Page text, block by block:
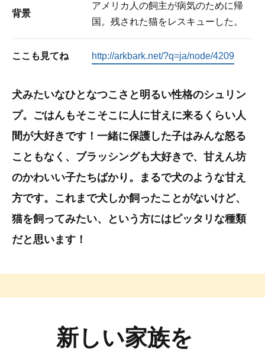
背景
アメリカ人の飼主が病気のために帰
国。残された猫をレスキューした。
ここも見てね http://arkbark.net/?q=ja/node/4209
犬みたいなひとなつこさと明るい性格のシュリン
プ。ごはんもそこそこに人に甘えに来るくらい人
間が大好きです！一緒に保護した子はみんな怒る
こともなく、ブラッシングも大好きで、甘えん坊
のかわいい子たちばかり。まるで犬のような甘え
方です。これまで犬しか飼ったことがないけど、
猫を飼ってみたい、という方にはピッタリな種類
だと思います！
新しい家族を